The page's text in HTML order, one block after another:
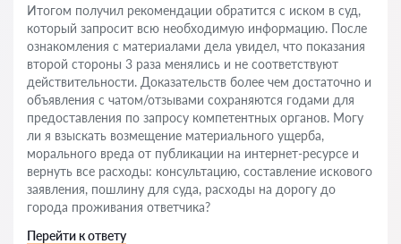
Итогом получил рекомендации обратится с иском в суд,
который запросит всю необходимую информацию. После
ознакомления с материалами дела увидел, что показания
второй стороны 3 раза менялись и не соответствуют
действительности. Доказательств более чем достаточно и
объявления с чатом/отзывами сохраняются годами для
предоставления по запросу компетентных органов. Могу
ли я взыскать возмещение материального ущерба,
морального вреда от публикации на интернет-ресурсе и
вернуть все расходы: консультацию, составление искового
заявления, пошлину для суда, расходы на дорогу до
города проживания ответчика?
Перейти к ответу